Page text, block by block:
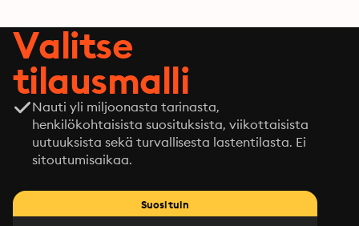
Valitse
tilausmalli
Nauti yli miljoonasta tarinasta,
henkilökohtaisista suosituksista, viikottaisista
uutuuksista sekä turvallisesta lastentilasta. Ei
sitoutumisaikaa.
Suosituin